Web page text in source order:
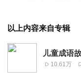
成语故事以深刻形象
道理的词语，它奠基
语故事》系列图书。
以上内容来自专辑
儿童成语
10.61万